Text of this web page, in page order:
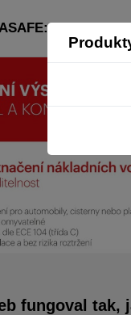
strana 106
fungoval tak,